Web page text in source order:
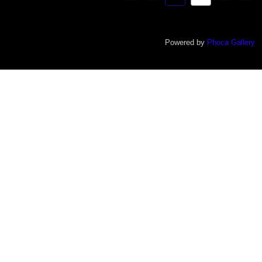
Powered by Phoca Gallery